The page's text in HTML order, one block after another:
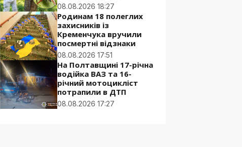
08.08.2026 18:27
Родинам 18 полеглих
захисників із
Кременчука вручили
посмертні відзнаки
08.08.2026 17:51
На Полтавщині 17-річна
водійка ВАЗ та 16-
річний мотоцикліст
потрапили в ДТП
08.08.2026 17:27